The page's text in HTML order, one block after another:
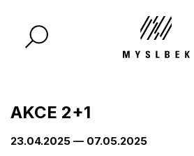
AKCE 2+1
23.04.2025 — 07.05.2025